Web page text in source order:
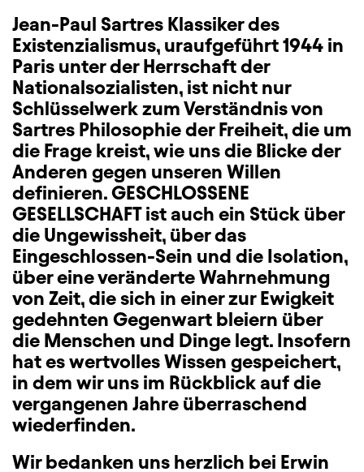
Jean-Paul Sartres Klassiker des
Existenzialismus, uraufgeführt 1944 in
Paris unter der Herrschaft der
Nationalsozialisten, ist nicht nur
Schlüsselwerk zum Verständnis von
Sartres Philosophie der Freiheit, die um
die Frage kreist, wie uns die Blicke der
Anderen gegen unseren Willen
definieren. GESCHLOSSENE
GESELLSCHAFT ist auch ein Stück über
die Ungewissheit, über das
Eingeschlossen-Sein und die Isolation,
über eine veränderte Wahrnehmung
von Zeit, die sich in einer zur Ewigkeit
gedehnten Gegenwart bleiern über
die Menschen und Dinge legt. Insofern
hat es wertvolles Wissen gespeichert,
in dem wir uns im Rückblick auf die
vergangenen Jahre überraschend
wiederfinden.
Wir bedanken uns herzlich bei Erwin